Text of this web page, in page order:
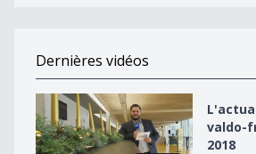
Dernières vidéos
L&#039;actualité sportive
valdo-
2018